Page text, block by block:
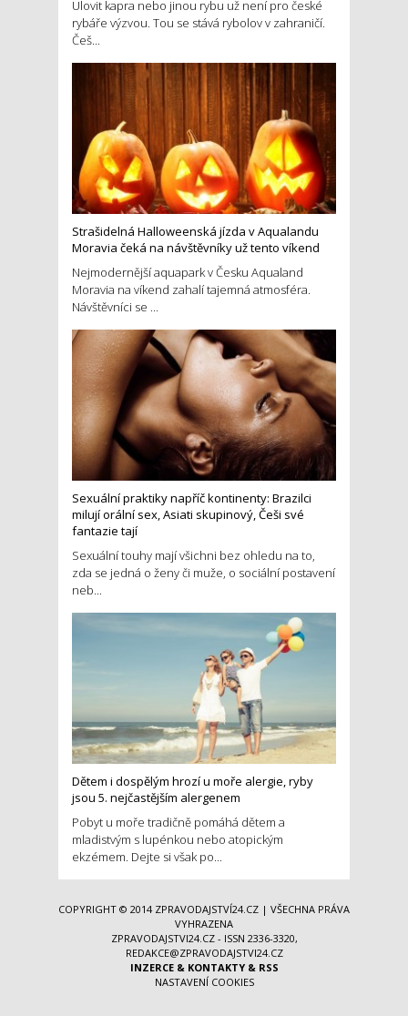
Ulovit kapra nebo jinou rybu už není pro české
rybáře výzvou. Tou se stává rybolov v zahraničí.
Češ...
Strašidelná Halloweenská jízda v Aqualandu
Moravia čeká na návštěvníky už tento víkend
Nejmodernější aquapark v Česku Aqualand
Moravia na víkend zahalí tajemná atmosféra.
Návštěvníci se ...
Sexuální praktiky napříč kontinenty: Brazilci
milují orální sex, Asiati skupinový, Češi své
fantazie tají
Sexuální touhy mají všichni bez ohledu na to,
zda se jedná o ženy či muže, o sociální postavení
neb...
Dětem i dospělým hrozí u moře alergie, ryby
jsou 5. nejčastějším alergenem
Pobyt u moře tradičně pomáhá dětem a
mladistvým s lupénkou nebo atopickým
ekzémem. Dejte si však po...
COPYRIGHT © 2014 ZPRAVODAJSTVÍ24.CZ | VŠECHNA PRÁVA
VYHRAZENA
ZPRAVODAJSTVI24.CZ - ISSN 2336-3320,
REDAKCE@ZPRAVODAJSTVI24.CZ
INZERCE& KONTAKTY& RSS
NASTAVENÍ COOKIES